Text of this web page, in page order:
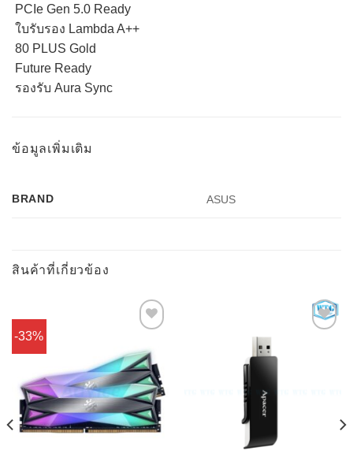
PCIe Gen 5.0 Ready
ใบรับรอง Lambda A++
80 PLUS Gold
Future Ready
รองรับ Aura Sync
ข้อมูลเพิ่มเติม
BRAND ASUS
สินค้าที่เกี่ยวข้อง
-33%
Add to
Wishlist